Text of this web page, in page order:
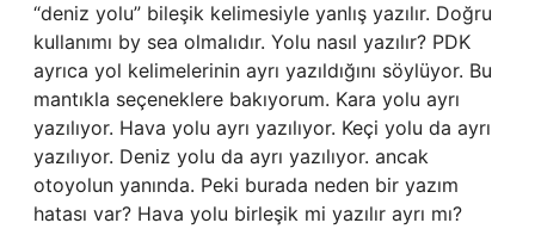
“deniz yolu” bileşik kelimesiyle yanlış yazılır. Doğru
kullanımı by sea olmalıdır. Yolu nasıl yazılır? PDK
ayrıca yol kelimelerinin ayrı yazıldığını söylüyor. Bu
mantıkla seçeneklere bakıyorum. Kara yolu ayrı
yazılıyor. Hava yolu ayrı yazılıyor. Keçi yolu da ayrı
yazılıyor. Deniz yolu da ayrı yazılıyor. ancak
otoyolun yanında. Peki burada neden bir yazım
hatası var? Hava yolu birleşik mi yazılır ayrı mı?